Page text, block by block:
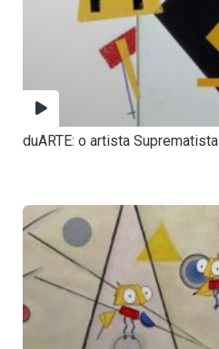
duARTE: o artista Suprematista